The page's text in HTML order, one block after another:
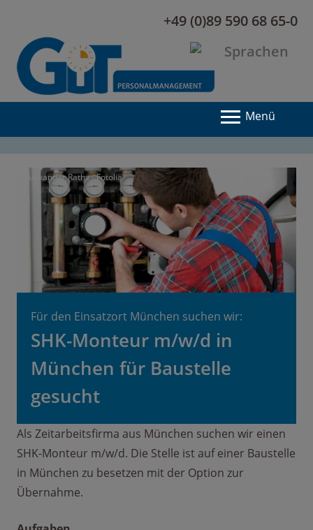
+49 (0)89 590 68 65-0
Menü
©Alexander Raths - Fotolia
Für den Einsatzort München suchen wir:
SHK-Monteur m/w/d in
München für Baustelle
gesucht
Als Zeitarbeitsfirma aus München suchen wir einen
SHK-Monteur m/w/d. Die Stelle ist auf einer Baustelle
in München zu besetzen mit der Option zur
Übernahme.